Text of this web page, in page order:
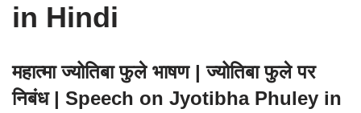
in Hindi
महात्मा ज्योतिबा फुले भाषण | ज्योतिबा फुले पर
निबंध | Speech on Jyotibha Phuley in